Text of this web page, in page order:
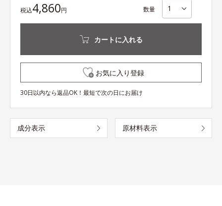
税込4,860円 数量
カートに入れる
お気に入り登録
30日以内なら返品OK！最短で次の日にお届け
成分表示 原材料表示